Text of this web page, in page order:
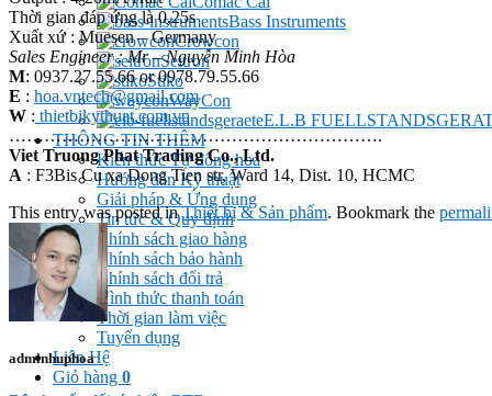
Bass Instruments
Crowcon
Seitron
Stiko
WayCon
E.L.B
THÔNG TIN THÊM
Kiến thức Tự đông hoá
Hướng dẫn Kỹ thuật
Giải pháp & Ứng dụng
Tin tức & Quy định
Chính sách giao hàng
Chính sách bảo hành
Chính sách đổi trả
Hình thức thanh toán
Thời gian làm việc
Tuyển dụng
Liên Hệ
Giỏ hàng 0
Thời gian đáp ứng là 0,25s
Xuất xứ : Muesen – Germany
Sales Engineer : Mr – Nguyễn Minh Hòa
M: 0937.27.55.66 or 0978.79.55.66
E : hoa.vntech@gmail.com
W : thietbikythuat.com.vn
……………………………………………………….
Viet Truong Phat Trading Co., Ltd.
A : F3Bis Cu xa Dong Tien str, Ward 14, Dist. 10, HCMC
This entry was posted inThiết bị & Sản phẩm. Bookmark the
adminhuphoa